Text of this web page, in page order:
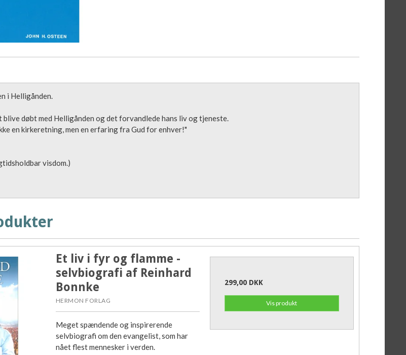
i Helligånden.
blive døbt med Helligånden og det forvandlede hans liv og tjeneste.
en kirkeretning, men en erfaring fra Gud for enhver!"
visdom.)
Et liv i fyr og flamme -
selvbiografi af Reinhard
Bonnke
HERMON FORLAG
Meget spændende og inspirerende
selvbiografi om den evangelist, som har
nået flest mennesker i verden.
299,00 DKK
Vis produkt